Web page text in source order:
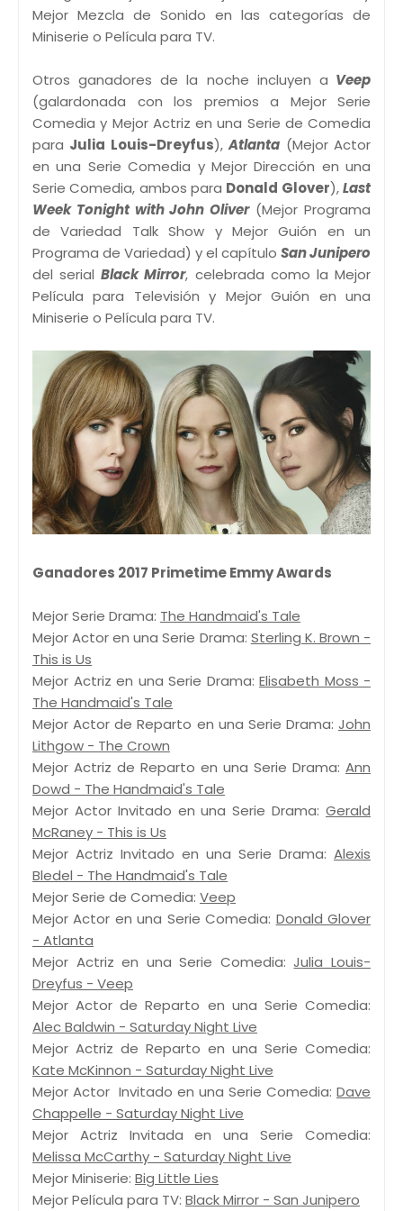
Mejor Mezcla de Sonido en las categorías de
Miniserie o Película para TV.
Otros ganadores de la noche incluyen a Veep
(galardonada con los premios a Mejor Serie
Comedia y Mejor Actriz en una Serie de Comedia
para Julia Louis-Dreyfus),Atlanta (Mejor Actor
en una Serie Comedia y Mejor Dirección en una
Serie Comedia, ambos para Donald Glover),Last
Week Tonight with John Oliver(Mejor Programa
de Variedad Talk Show y Mejor Guión en un
Programa de Variedad) y el capítulo San Junipero
del serialBlack Mirror, celebrada como la Mejor
Película para Televisión y Mejor Guión en una
Miniserie o Película para TV.
Ganadores 2017 Primetime Emmy Awards
Mejor Serie Drama: The Handmaid's Tale
Mejor Actor en una Serie Drama: Sterling K. Brown -
This is Us
Mejor Actriz en una Serie Drama: Elisabeth Moss -
The Handmaid's Tale
Mejor Actor de Reparto en una Serie Drama: John
Lithgow - The Crown
Mejor Actriz de Reparto en una Serie Drama: Ann
Dowd - The Handmaid's Tale
Mejor Actor Invitado en una Serie Drama: Gerald
McRaney - This is Us
Mejor Actriz Invitado en una Serie Drama: Alexis
Bledel - The Handmaid's Tale
Mejor Serie de Comedia: Veep
Mejor Actor en una Serie Comedia: Donald Glover
- Atlanta
Mejor Actriz en una Serie Comedia:Julia Louis-
Dreyfus - Veep
Mejor Actor de Reparto en una Serie Comedia:
Alec Baldwin - Saturday Night Live
Mejor Actriz de Reparto en una Serie Comedia:
Kate McKinnon - Saturday Night Live
Mejor Actor Invitado en una Serie Comedia: Dave
Chappelle - Saturday Night Live
Mejor Actriz Invitada en una Serie Comedia:
Melissa McCarthy - Saturday Night Live
Mejor Miniserie: Big Little Lies
Mejor Película para TV: Black Mirror - San Junipero